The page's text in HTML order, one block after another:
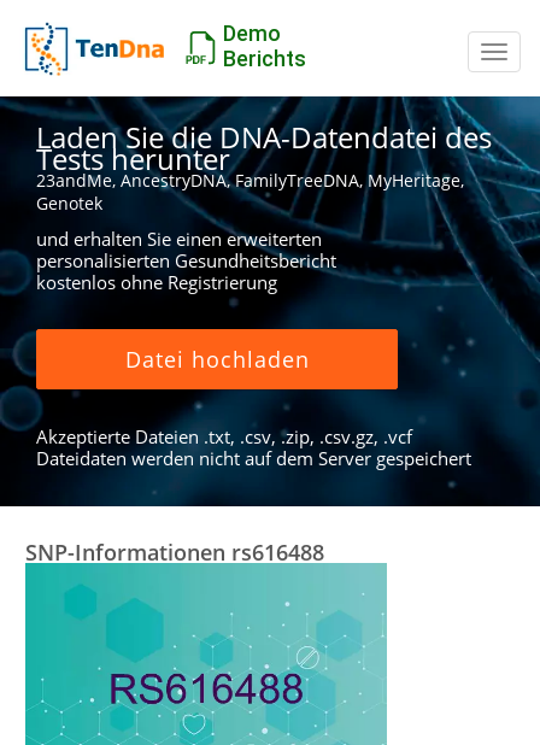
Demo
Berichts
Laden Sie die DNA-Datendatei des
Tests herunter
23andMe, AncestryDNA, FamilyTreeDNA, MyHeritage,
Genotek
und erhalten Sie einen erweiterten
personalisierten Gesundheitsbericht
kostenlos ohne Registrierung
Datei hochladen
Akzeptierte Dateien .txt, .csv, .zip, .csv.gz, .vcf
Dateidaten werden nicht auf dem Server gespeichert
SNP-Informationen rs616488